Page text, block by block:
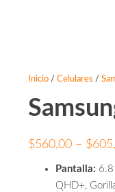
Inicio/ Celulares /
$560,00 – $
Pantalla:
QHD+,